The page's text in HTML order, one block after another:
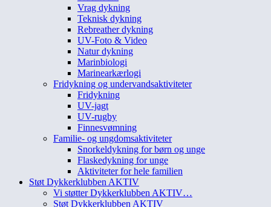
Vrag dykning
Teknisk dykning
Rebreather dykning
UV-Foto & Video
Natur dykning
Marinbiologi
Marinearkærlogi
Fridykning og undervandsaktiviteter
Fridykning
UV-jagt
UV-rugby
Finnesvømning
Familie- og ungdomsaktiviteter
Snorkeldykning for børn og unge
Flaskedykning for unge
Aktiviteter for hele familien
Støt Dykkerklubben AKTIV
Vi støtter Dykkerklubben AKTIV…
Støt Dykkerklubben AKTIV